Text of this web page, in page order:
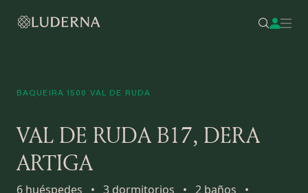
BAQUEIRA 1500 VAL DE RUDA
VAL DE RUDA B17, DERA
ARTIGA
6 huéspedes • 3 dormitorios • 2 baños
•